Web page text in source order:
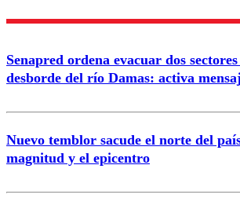
Nombre
Correo
Senapred ordena evacuar dos
desborde del río Damas: activa
Nuevo temblor sacude el norte del
magnitud y el epicentro